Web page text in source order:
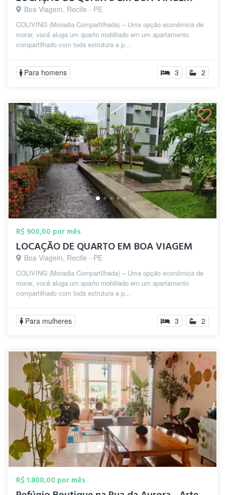
Boa Viagem, Recife - PE
COLIVING (Moradia Compartilhada) – Uma opção econômica de
morar, você aluga um quarto mobiliado em um apartamento
compartilhado com toda estrutura e p...
Para homens 3 2
R$ 900,00 por mês
LOCAÇÃO DE QUARTO EM BOA VIAGEM
Boa Viagem, Recife - PE
COLIVING (Moradia Compartilhada) – Uma opção econômica de
morar, você aluga um quarto mobiliado em um apartamento
compartilhado com toda estrutura e p...
Para mulheres 3 2
R$ 1.800,00 por mês